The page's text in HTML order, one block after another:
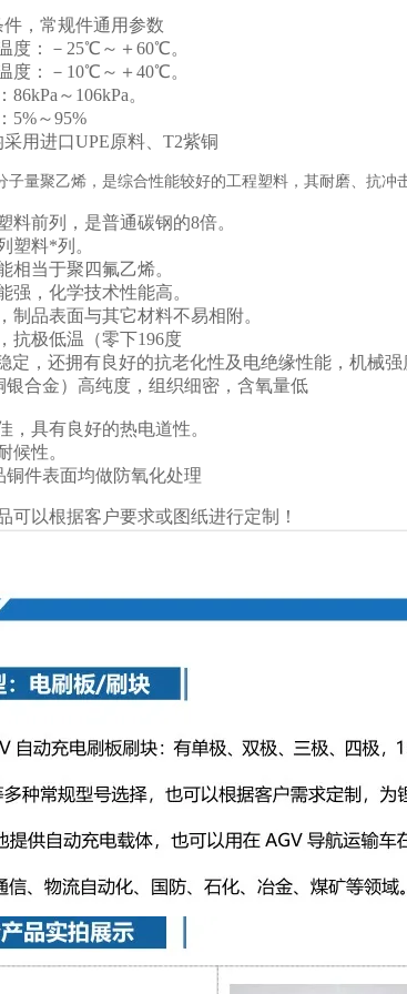
，常规件通用参数
度：－25℃～＋60℃。
度：－10℃～＋40℃。
～106kPa。
5%～95%
用进口UPE原料、T2紫铜
子量聚乙烯，是综合性能较好的工程塑料，其耐磨、抗冲
前列，是普通碳钢的8倍。
塑料*列。
当于聚四氟乙烯。
，化学技术性能高。
品表面与其它材料不易相附。
抗极低温（零下196度
定，还拥有良好的抗老化性及电绝缘性能，机械强
银合金）高纯度，组织细密，含氧量低
具有良好的热电道性。
候性。
件表面均做防氧化处理
以根据客户要求或图纸进行定制！